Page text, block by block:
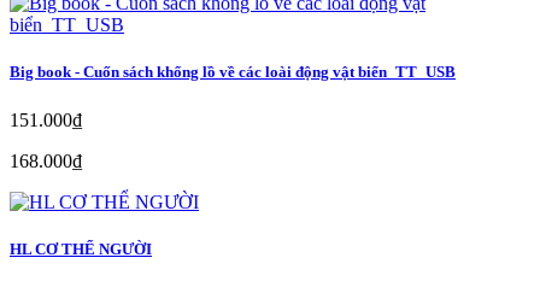
Big book - Cuốn sách khổng lồ về các loài động vật biển_TT_USB
151.000₫
168.000₫
HL CƠ THỂ NGƯỜI